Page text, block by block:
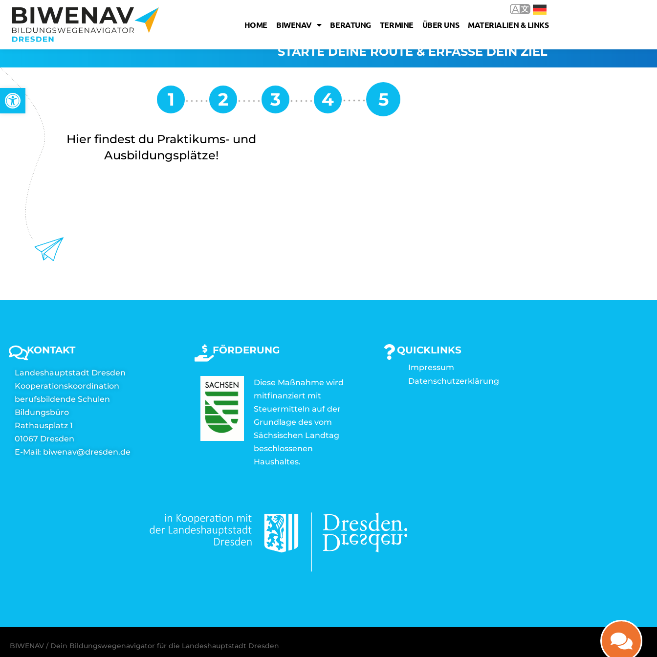
Werkzeugleiste öffnen
HOME BIWENAV BERATUNG TERMINE ÜBER UNS MATERIALIEN & LINKS
STARTE DEINE ROUTE & ERFASSE DEIN ZIEL
Hier findest du Praktikums- und
Ausbildungsplätze!
KONTAKT
Landeshauptstadt Dresden
Kooperationskoordination
berufsbildende Schulen
Bildungsbüro
Rathausplatz 1
01067 Dresden
E-Mail: biwenav@dresden.de
FÖRDERUNG
Diese Maßnahme wird
mitfinanziert mit
Steuermitteln auf der
Grundlage des vom
Sächsischen Landtag
beschlossenen
Haushaltes.
QUICKLINKS
Impressum
Datenschutzerklärung
BIWENAV / Dein Bildungswegenavigator für die Landeshauptstadt Dresden